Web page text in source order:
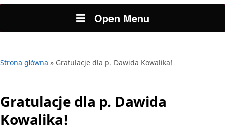
Open Menu
Strona główna » Gratulacje dla p. Dawida Kowalika!
Gratulacje dla p. Dawida
Kowalika!